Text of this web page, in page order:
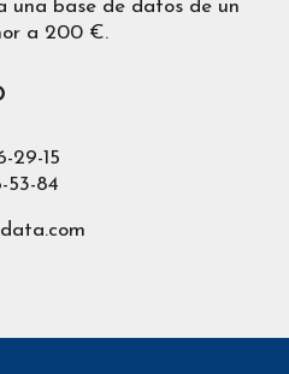
comprado. De igual
por la solución que más
una base de datos de un
a 200 €.
29-15
53-84